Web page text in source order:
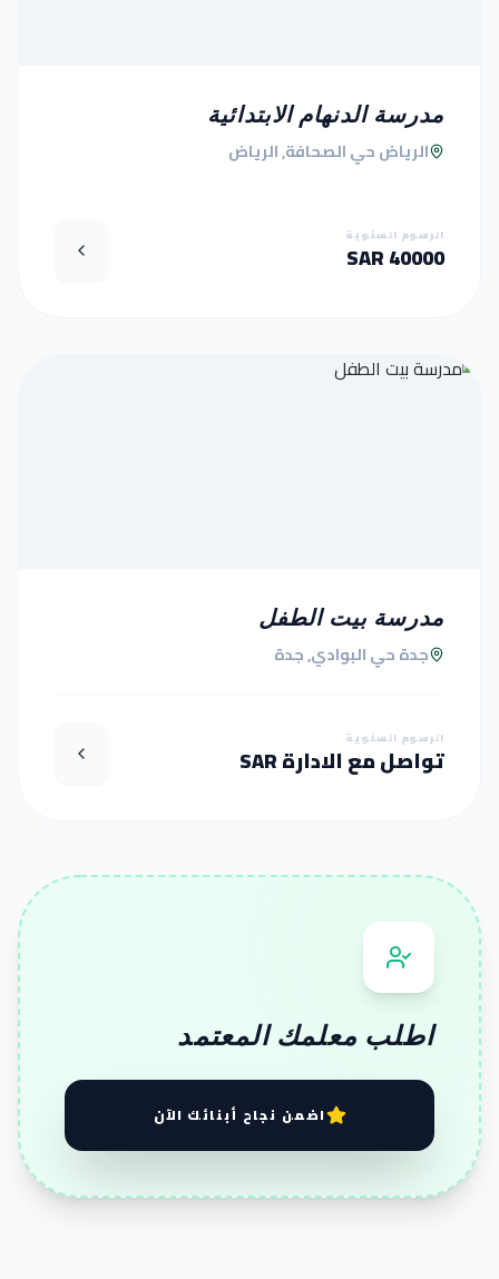
مدرسة الدنهام الابتدائية
الرياض حي الصحافة, الرياض
الرسوم السنوية
40000 SAR
مدرسة بيت الطفل
جدة حي البوادي, جدة
الرسوم السنوية
تواصل مع الادارة SAR
اطلب معلمك المعتمد
اضمن نجاح أبنائك الآن